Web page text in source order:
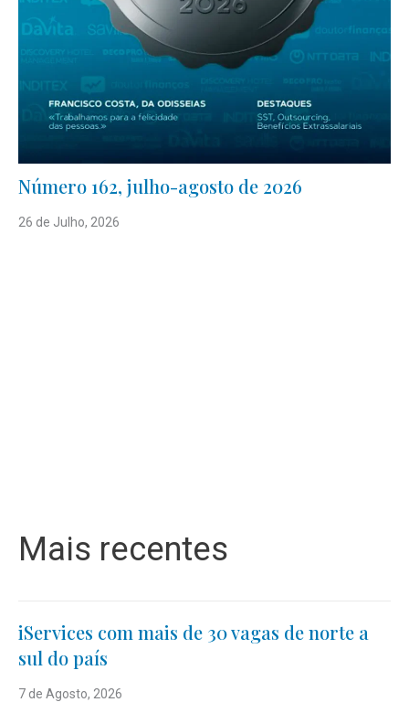
Número 162, julho-agosto de 2026
26 de Julho, 2026
Mais recentes
iServices com mais de 30 vagas de norte a
sul do país
7 de Agosto, 2026